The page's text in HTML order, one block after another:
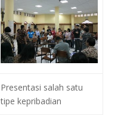
Presentasi salah satu
tipe kepribadian